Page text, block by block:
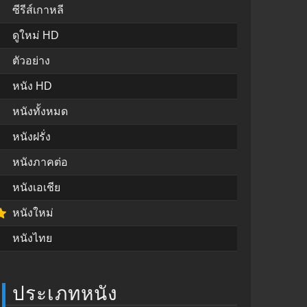
ซีรีส์เกาหลี
ดูใหม่ HD
ตัวอย่าง
หนัง HD
หนังทั้งหมด
หนังฝรั่ง
หนังภาคต่อ
หนังเอเชีย
หนังใหม่
หนังไทย
ประเภทหนัง